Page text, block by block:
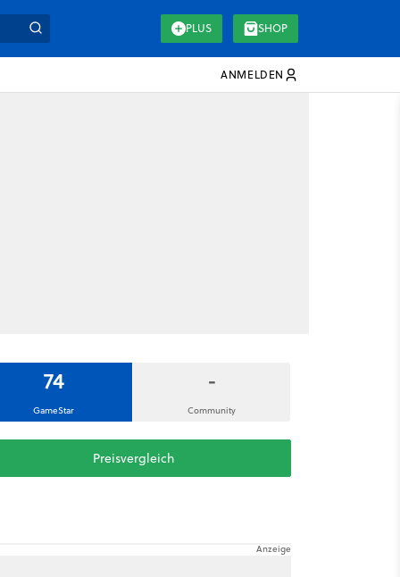
PLUS SHOP
ANMELDEN
74
GameStar
-
Community
Preisvergleich